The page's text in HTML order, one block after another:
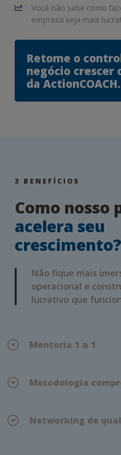
Você não sabe como
empresa seja mais
Retome o
negócio crescer
da ActionCOACH.
3 BENEFÍCIOS
Como nosso
acelera seu
crescimento?
Não fique mais
operacional e
lucrativo que
Mentoria 1 a 1
Metodologia
Networking de